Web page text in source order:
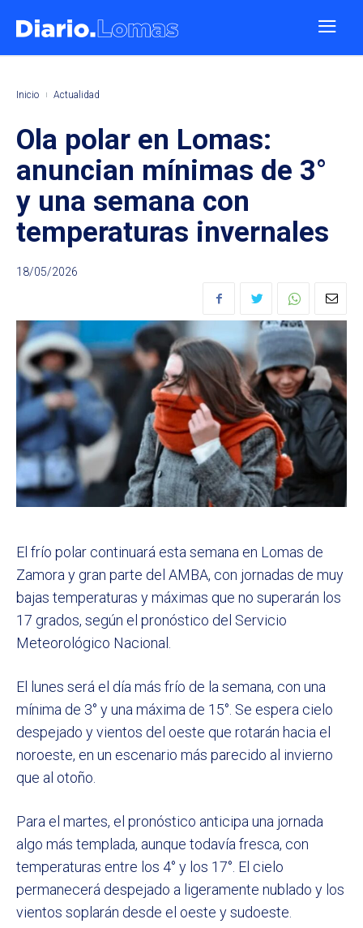
Inicio Actualidad
Ola polar en Lomas:
anuncian mínimas de 3°
y una semana con
temperaturas invernales
18/05/2026
El frío polar continuará esta semana en Lomas de
Zamora y gran parte del AMBA, con jornadas de muy
bajas temperaturas y máximas que no superarán los
17 grados, según el pronóstico del Servicio
Meteorológico Nacional.
El lunes será el día más frío de la semana, con una
mínima de 3° y una máxima de 15°. Se espera cielo
despejado y vientos del oeste que rotarán hacia el
noroeste, en un escenario más parecido al invierno
que al otoño.
Para el martes, el pronóstico anticipa una jornada
algo más templada, aunque todavía fresca, con
temperaturas entre los 4° y los 17°. El cielo
permanecerá despejado a ligeramente nublado y los
vientos soplarán desde el oeste y sudoeste.